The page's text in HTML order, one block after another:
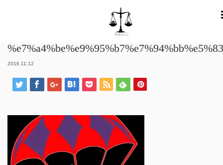
%e7%a4%be%e9%95%b7%e7%94%bb%e5%83%8f
2016.11.12